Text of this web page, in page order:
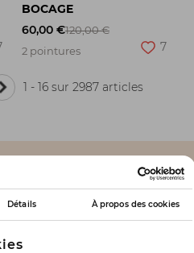
Détails À propos des cookies
BOCAGE
60,00 €120,00 €
2 pointures
7
Page
1 - 16 sur 2987 articles